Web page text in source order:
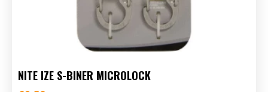
NITE IZE S-BINER MICROLOCK